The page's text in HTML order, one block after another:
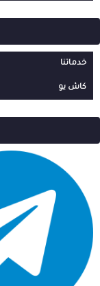
خدماتنا
كاش يو